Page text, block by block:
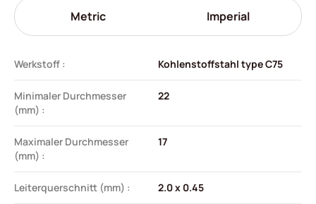
Metric Imperial
Werkstoff : Kohlenstoffstahl type C75
Minimaler Durchmesser
(mm) :
22
Maximaler Durchmesser
(mm) :
17
Leiterquerschnitt (mm) : 2.0 x 0.45